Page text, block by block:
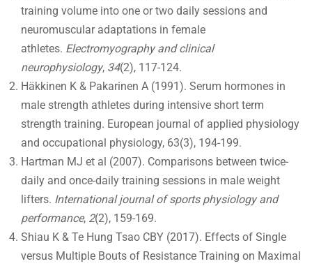
training volume into one or two daily sessions and
neuromuscular adaptations in female
athletes. Electromyography and clinical
neurophysiology, 34(2), 117-124.
Häkkinen K & Pakarinen A (1991). Serum hormones in
male strength athletes during intensive short term
strength training. European journal of applied physiology
and occupational physiology, 63(3), 194-199.
Hartman MJ et al (2007). Comparisons between twice-
daily and once-daily training sessions in male weight
lifters. International journal of sports physiology and
performance, 2(2), 159-169.
Shiau K & Te Hung Tsao CBY (2017). Effects of Single
versus Multiple Bouts of Resistance Training on Maximal